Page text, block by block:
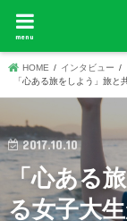
menu
HOME
インタビュー
「心ある旅をしよう」旅
2017.10.10
「心ある
る女子大